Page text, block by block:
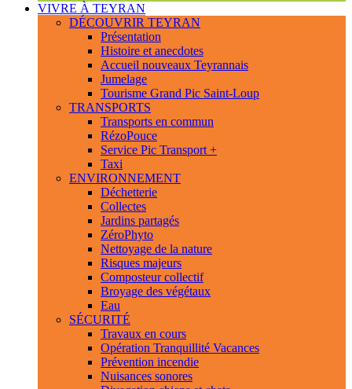
VIVRE À TEYRAN
DÉCOUVRIR TEYRAN
Présentation
Histoire et anecdotes
Accueil nouveaux Teyrannais
Jumelage
Tourisme Grand Pic Saint-Loup
TRANSPORTS
Transports en commun
RézoPouce
Service Pic Transport +
Taxi
ENVIRONNEMENT
Déchetterie
Collectes
Jardins partagés
ZéroPhyto
Nettoyage de la nature
Risques majeurs
Composteur collectif
Broyage des végétaux
Eau
SÉCURITÉ
Travaux en cours
Opération Tranquillité Vacances
Prévention incendie
Nuisances sonores